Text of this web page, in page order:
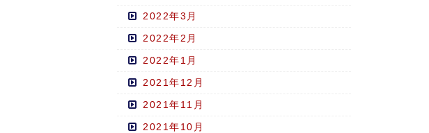
2022年3月
2022年2月
2022年1月
2021年12月
2021年11月
2021年10月